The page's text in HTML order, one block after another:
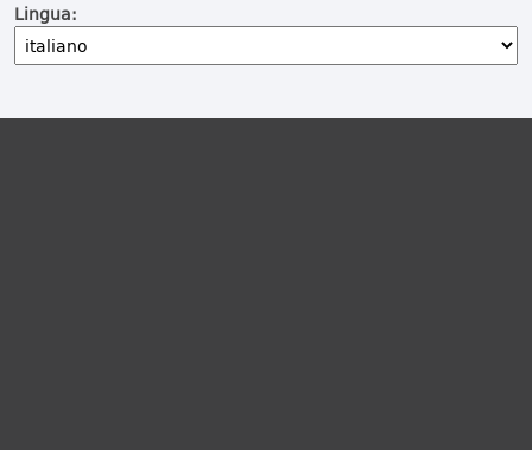
Lingua